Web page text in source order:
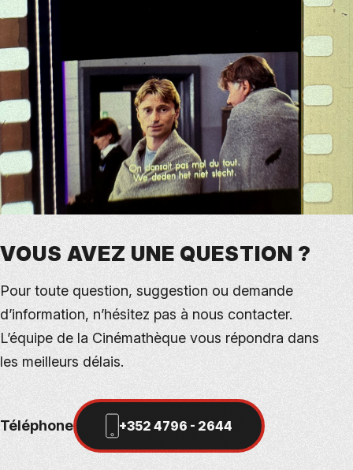
VOUS AVEZ UNE QUESTION ?
Pour toute question, suggestion ou demande
d’information, n’hésitez pas à nous contacter.
L’équipe de la Cinémathèque vous répondra dans
les meilleurs délais.
Téléphone +352 4796 - 2644